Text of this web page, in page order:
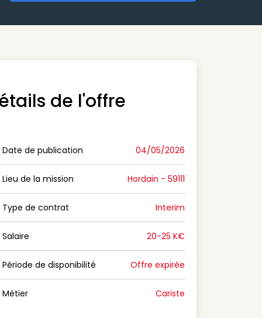
de l'offre
Date de publication
Date de publication 04/05/2026
Lieu de la mission
Lieu de la mission Hordain - 59111
Type de contrat
Type de contrat Interim
Salaire
Salaire 20-25 K€
Période de disponibilité
Période de disponibilité Offre expirée
Métier Cariste